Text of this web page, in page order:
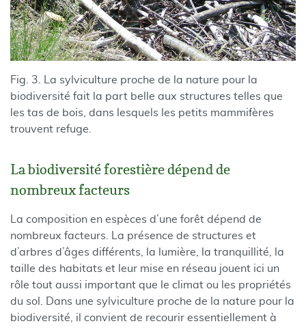
Fig. 3.
La sylviculture proche de la nature pour la
biodiversité fait la part belle aux structures telles que
les tas de bois, dans lesquels les petits mammifères
trouvent refuge.
La biodiversité forestière dépend de
nombreux facteurs
La composition en espèces d’une forêt dépend de
nombreux facteurs. La présence de structures et
d’arbres d’âges différents, la lumière, la tranquillité, la
taille des habitats et leur mise en réseau jouent ici un
rôle tout aussi important que le climat ou les propriétés
du sol. Dans une sylviculture proche de la nature pour la
biodiversité, il convient de recourir essentiellement à